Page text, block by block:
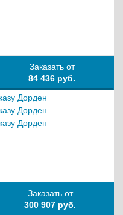
Заказать от
84 436 руб.
Заказать от
300 907 руб.